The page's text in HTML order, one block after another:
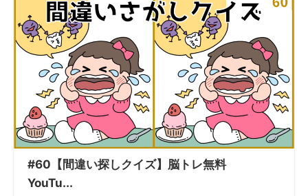
#60【間違い探しクイズ】脳トレ無料
YouTu...